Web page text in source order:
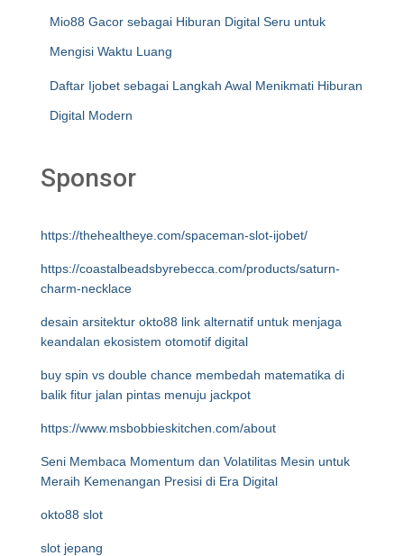
Mio88 Gacor sebagai Hiburan Digital Seru untuk
Mengisi Waktu Luang
Daftar Ijobet sebagai Langkah Awal Menikmati Hiburan
Digital Modern
Sponsor
https://thehealtheye.com/spaceman-slot-ijobet/
https://coastalbeadsbyrebecca.com/products/saturn-
charm-necklace
desain arsitektur okto88 link alternatif untuk menjaga
keandalan ekosistem otomotif digital
buy spin vs double chance membedah matematika di
balik fitur jalan pintas menuju jackpot
https://www.msbobbieskitchen.com/about
Seni Membaca Momentum dan Volatilitas Mesin untuk
Meraih Kemenangan Presisi di Era Digital
okto88 slot
slot jepang